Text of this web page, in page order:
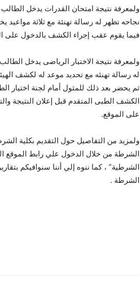
ولمعرفة نتيجة امتحان القدرات يدخل
نجاحه تظهر له رسالة تهنئة مع ثلاثة
فيما يقوم عقب إجراء الكشف بالدخول على
ولمعرفة نتيجة الاختبار الرياضى يدخل
له رسالة تهنئه مع تحديد موعد له لكشف
ثم يحضر بعد ذلك للمثول أمام لجنة اختيار
الكشف الطبى المتقدم قبل إعلان النتيجة
على الموقع.
الشرطة من خلال الدخول علي رابط الموقع
الشرطية” ، كما ننوه إلي أننا سنوافيكم
الشرطة .